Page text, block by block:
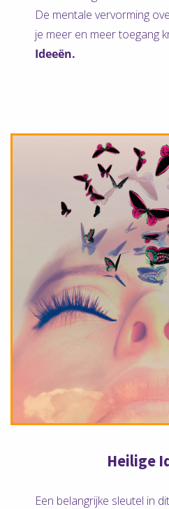
De mentale vervorming
je meer en meer toegang
Ideeën.
Heilige
Een belangrijke sleutel in dit